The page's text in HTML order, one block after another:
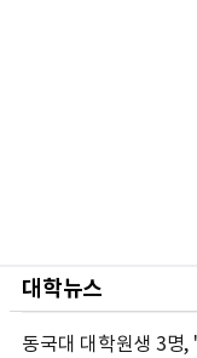
대학뉴스
동국대 대학원생 3명